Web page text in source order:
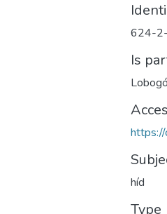
624-
Is
Lobogó
híd
Type